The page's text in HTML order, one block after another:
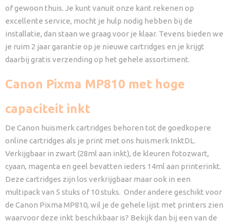
of gewoon thuis. Je kunt vanuit onze kant rekenen op
excellente service, mocht je hulp nodig hebben bij de
installatie, dan staan we graag voor je klaar. Tevens bieden we
je ruim 2 jaar garantie op je nieuwe cartridges en je krijgt
daarbij gratis verzending op het gehele assortiment.
Canon Pixma MP810 met hoge
capaciteit inkt
De Canon huismerk cartridges behoren tot de goedkopere
online cartridges als je print met ons huismerk InktDL.
Verkijgbaar in zwart (28ml aan inkt), de kleuren fotozwart,
cyaan, magenta en geel bevatten ieders 14ml aan printerinkt.
Deze cartridges zijn los verkrijgbaar maar ook in een
multipack van 5 stuks of 10 stuks. Onder andere geschikt voor
de Canon Pixma MP810, wil je de gehele lijst met printers zien
waarvoor deze inkt beschikbaar is? Bekijk dan bij een van de